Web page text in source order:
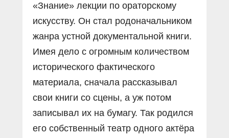
«Знание» лекции по ораторскому
искусству. Он стал родоначальником
жанра устной документальной книги.
Имея дело с огромным количеством
исторического фактического
материала, сначала рассказывал
свои книги со сцены, а уж потом
записывал их на бумагу. Так родился
его собственный театр одного актёра